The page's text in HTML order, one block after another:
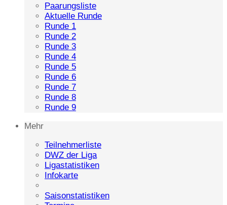
Paarungsliste
Aktuelle Runde
Runde 1
Runde 2
Runde 3
Runde 4
Runde 5
Runde 6
Runde 7
Runde 8
Runde 9
Mehr
Teilnehmerliste
DWZ der Liga
Ligastatistiken
Infokarte
Saisonstatistiken